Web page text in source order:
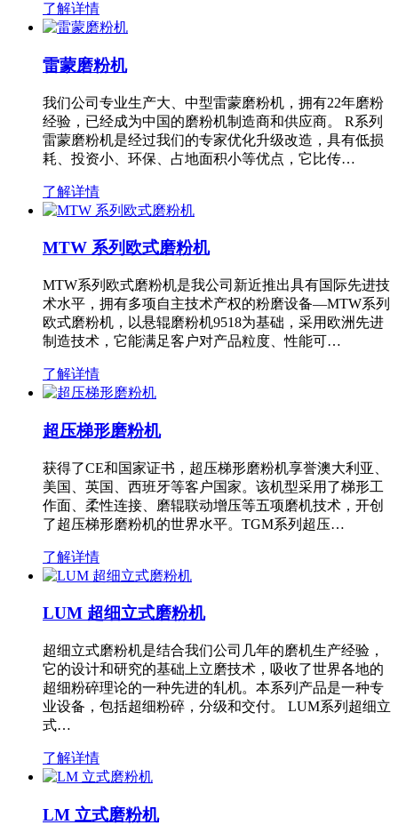
了解详情
雷蒙磨粉机
我们公司专业生产大、中型雷蒙磨粉机，拥有22年磨粉
经验，已经成为中国的磨粉机制造商和供应商。 R系列
雷蒙磨粉机是经过我们的专家优化升级改造，具有低损
耗、投资小、环保、占地面积小等优点，它比传…
了解详情
MTW 系列欧式磨粉机
MTW系列欧式磨粉机是我公司新近推出具有国际先进技
术水平，拥有多项自主技术产权的粉磨设备—MTW系列
欧式磨粉机，以悬辊磨粉机9518为基础，采用欧洲先进
制造技术，它能满足客户对产品粒度、性能可…
了解详情
超压梯形磨粉机
获得了CE和国家证书，超压梯形磨粉机享誉澳大利亚、
美国、英国、西班牙等客户国家。该机型采用了梯形工
作面、柔性连接、磨辊联动增压等五项磨机技术，开创
了超压梯形磨粉机的世界水平。TGM系列超压…
了解详情
LUM 超细立式磨粉机
超细立式磨粉机是结合我们公司几年的磨机生产经验，
它的设计和研究的基础上立磨技术，吸收了世界各地的
超细粉碎理论的一种先进的轧机。本系列产品是一种专
业设备，包括超细粉碎，分级和交付。 LUM系列超细立
式…
了解详情
LM 立式磨粉机